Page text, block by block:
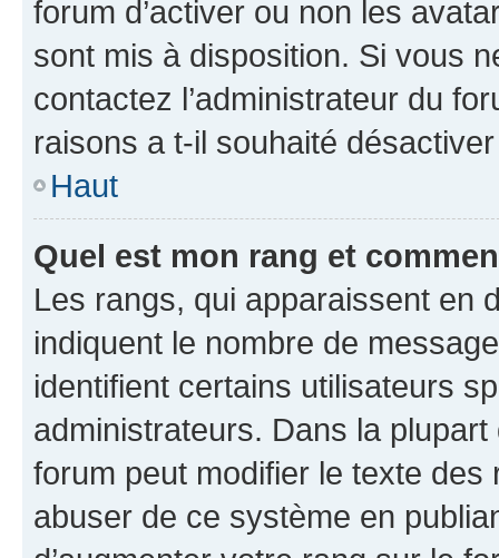
forum d’activer ou non les
sont mis à disposition. Si vous
contactez l’administrateur du
raisons a t-il souhaité
Haut
Quel est mon rang et
Les rangs, qui apparaissent en
indiquent le nombre de
identifient certains utilisateurs
administrateurs. Dans la
forum peut modifier le texte
abuser de ce système en